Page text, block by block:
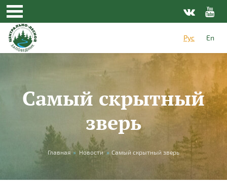
Перейти к основному содержанию
Рус
En
Самый скрытный
зверь
Вы здесь
Главная » Новости » Самый скрытный зверь